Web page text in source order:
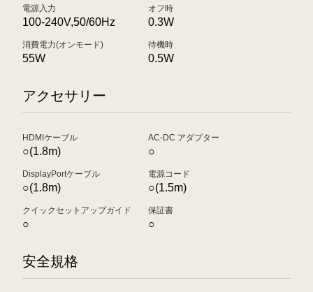
電源入力
100-240V,50/60Hz
オフ時
0.3W
消費電力(オンモード)
55W
待機時
0.5W
アクセサリー
HDMIケーブル
○(1.8m)
AC-DC アダプター
○
DisplayPortケーブル
○(1.8m)
電源コード
○(1.5m)
クイックセットアップガイド
○
保証書
○
安全規格